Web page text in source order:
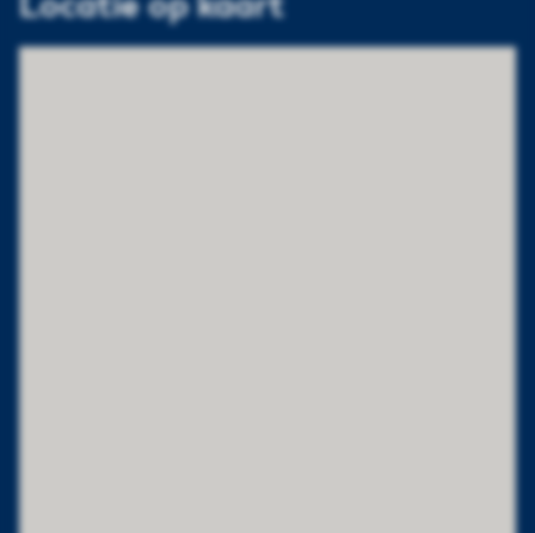
Locatie op kaart